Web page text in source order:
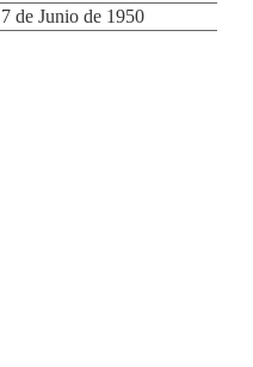
de Junio de 1950